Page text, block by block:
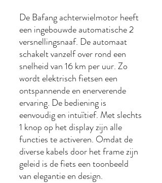
De Bafang achterwielmotor heeft
een ingebouwde automatische 2
versnellingsnaaf. De automaat
schakelt vanzelf over rond een
snelheid van 16 km per uur. Zo
wordt elektrisch fietsen een
ontspannende en enerverende
ervaring. De bediening is
eenvoudig en intuïtief. Met slechts
1 knop op het display zijn alle
functies te activeren. Omdat de
diverse kabels door het frame zijn
geleid is de fiets een toonbeeld
van elegantie en design.